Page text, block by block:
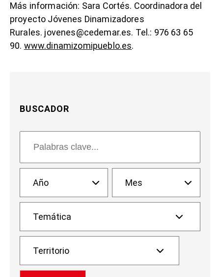
Más información: Sara Cortés. Coordinadora del
proyecto Jóvenes Dinamizadores
Rurales. jovenes@cedemar.es. Tel.: 976 63 65
90. www.dinamizomipueblo.es.
BUSCADOR